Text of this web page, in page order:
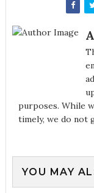
purposes. While
timely, we do not
YOU MAY